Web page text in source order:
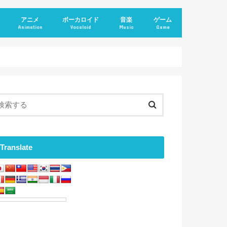
アニメ
Animation
ボーカロイド
Vocaloid
音楽
Music
ゲーム
Game
Translate